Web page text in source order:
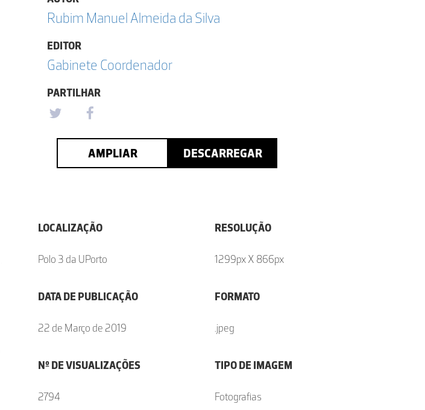
Rubim Manuel Almeida da Silva
EDITOR
Gabinete Coordenador
PARTILHAR
AMPLIAR DESCARREGAR
LOCALIZAÇÃO
Polo 3 da UPorto
DATA DE PUBLICAÇÃO
22 de Março de 2019
Nº DE VISUALIZAÇÕES
2794
RESOLUÇÃO
1299px X 866px
FORMATO
.jpeg
TIPO DE IMAGEM
Fotografias